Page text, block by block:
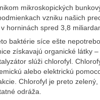
mikroskopických
vzniku našich
horninách spred 3,8
baktérie síce ešte
získavajú organické látky
slúži chlorofyl.
alebo elektrickú
Chlorofyl je preto
odráža.